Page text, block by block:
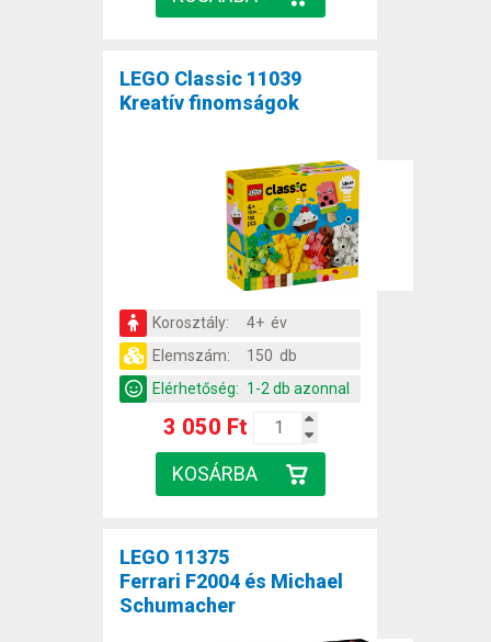
LEGO Classic 11039
Kreatív finomságok
Korosztály:
4+ év
Elemszám:
150 db
Elérhetőség: 1-2 db azonnal
3 050 Ft
LEGO 11375
Ferrari F2004 és Michael
Schumacher